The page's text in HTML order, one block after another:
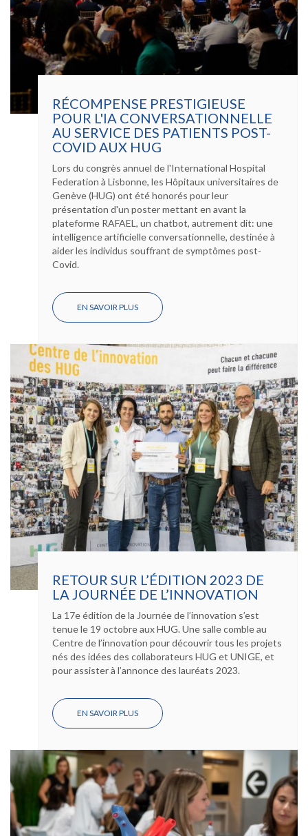
RÉCOMPENSE PRESTIGIEUSE
POUR L'IA CONVERSATIONNELLE
AU SERVICE DES PATIENTS POST-
COVID AUX HUG
Lors du congrès annuel de l'International Hospital
Federation à Lisbonne, les Hôpitaux universitaires de
Genève (HUG) ont été honorés pour leur
présentation d'un poster mettant en avant la
plateforme RAFAEL, un chatbot, autrement dit: une
intelligence artificielle conversationnelle, destinée à
aider les individus souffrant de symptômes post-
Covid.
EN SAVOIR PLUS
RÉCOMPENSE
PRESTIGIEUSE
CONVERSATIONNELLE
AU
SERVICE
PATIENTS
POST-
COVID
AUX
HUG
RETOUR SUR L’ÉDITION 2023 DE
LA JOURNÉE DE L’INNOVATION
La 17e édition de la Journée de l’innovation s’est
tenue le 19 octobre aux HUG. Une salle comble au
Centre de l’innovation pour découvrir tous les projets
nés des idées des collaborateurs HUG et UNIGE, et
pour assister à l’annonce des lauréats 2023.
EN SAVOIR PLUS
RETOUR
SUR
JOURNÉE
DE
L’INNOVATION